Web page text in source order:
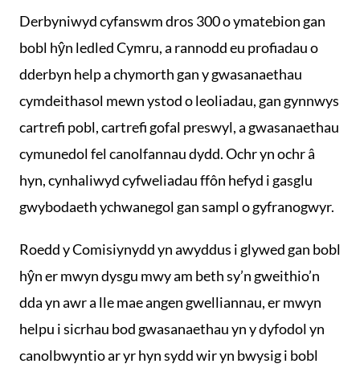
Derbyniwyd cyfanswm dros 300 o ymatebion gan
bobl hŷn ledled Cymru, a rannodd eu profiadau o
dderbyn help a chymorth gan y gwasanaethau
cymdeithasol mewn ystod o leoliadau, gan gynnwys
cartrefi pobl, cartrefi gofal preswyl, a gwasanaethau
cymunedol fel canolfannau dydd. Ochr yn ochr â
hyn, cynhaliwyd cyfweliadau ffôn hefyd i gasglu
gwybodaeth ychwanegol gan sampl o gyfranogwyr.
Roedd y Comisiynydd yn awyddus i glywed gan bobl
hŷn er mwyn dysgu mwy am beth sy’n gweithio’n
dda yn awr a lle mae angen gwelliannau, er mwyn
helpu i sicrhau bod gwasanaethau yn y dyfodol yn
canolbwyntio ar yr hyn sydd wir yn bwysig i bobl